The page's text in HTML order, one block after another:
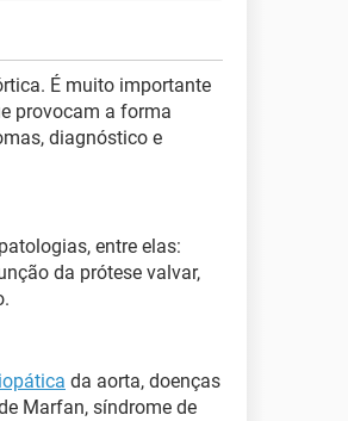
É muito importante
provocam a forma
diagnóstico e
entre elas:
da prótese valvar,
da aorta, doenças
Marfan, síndrome de